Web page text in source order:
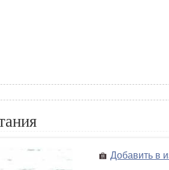
Добавить в